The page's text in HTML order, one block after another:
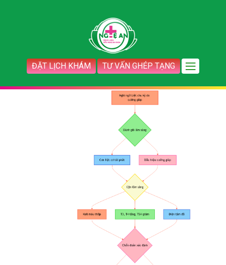
ĐẶT LỊCH KHÁM TƯ VẤN GHÉP TẠNG